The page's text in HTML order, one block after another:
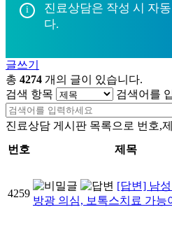
진료상담은 작성 시 자
다.
글쓰기
총 4274 개의 글이 있습니다.
검색 항목
검색어를
진료상담 게시판 목록으로 번호,
번호
제목
4259
[답변] 남
방광 의심, 보톡스치료 가능